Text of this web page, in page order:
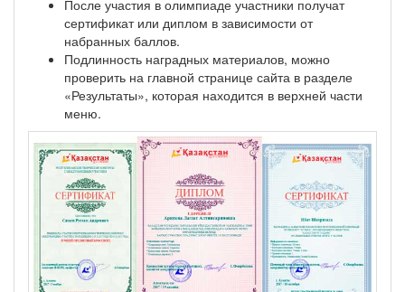
После участия в олимпиаде участники получат
сертификат или диплом в зависимости от
набранных баллов.
Подлинность наградных материалов, можно
проверить на главной странице сайта в разделе
«Результаты», которая находится в верхней части
меню.